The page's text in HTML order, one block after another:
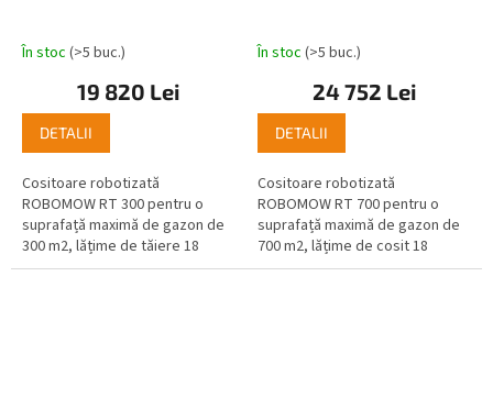
În stoc (>5 buc.)
19 820 Lei
DETALII
Cositoare robotizată
ROBOMOW RT 300 pentru o
suprafață maximă de gazon de
300 m2, lățime de tăiere 18
cm, înălțime de tăiere 15-60
În stoc (>5 buc.)
24 752 Lei
DETALII
Cositoare robotizată
ROBOMOW RT 700 pentru o
suprafață maximă de gazon de
700 m2, lățime de cosit 18
cm, înălțime de cosit 15-100